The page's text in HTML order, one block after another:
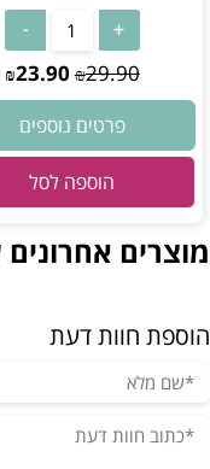
₪29.90
₪23.90
פרטים נוספים
הוספה לסל
מוצרים
הוספת חוות דעת